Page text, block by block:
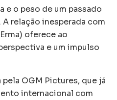
e o peso de um passado
relação inesperada com
oferece ao
e um impulso
OGM Pictures, que já
internacional com